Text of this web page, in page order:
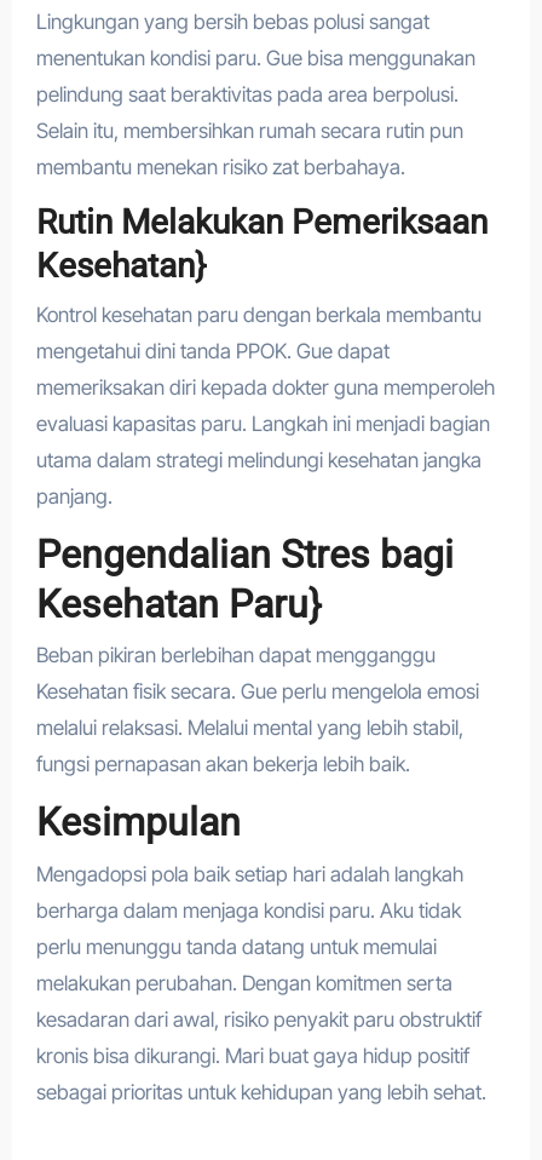
Lingkungan yang bersih bebas polusi sangat
menentukan kondisi paru. Gue bisa menggunakan
pelindung saat beraktivitas pada area berpolusi.
Selain itu, membersihkan rumah secara rutin pun
membantu menekan risiko zat berbahaya.
Rutin Melakukan Pemeriksaan
Kesehatan}
Kontrol kesehatan paru dengan berkala membantu
mengetahui dini tanda PPOK. Gue dapat
memeriksakan diri kepada dokter guna memperoleh
evaluasi kapasitas paru. Langkah ini menjadi bagian
utama dalam strategi melindungi kesehatan jangka
panjang.
Pengendalian Stres bagi
Kesehatan Paru}
Beban pikiran berlebihan dapat mengganggu
Kesehatan fisik secara. Gue perlu mengelola emosi
melalui relaksasi. Melalui mental yang lebih stabil,
fungsi pernapasan akan bekerja lebih baik.
Kesimpulan
Mengadopsi pola baik setiap hari adalah langkah
berharga dalam menjaga kondisi paru. Aku tidak
perlu menunggu tanda datang untuk memulai
melakukan perubahan. Dengan komitmen serta
kesadaran dari awal, risiko penyakit paru obstruktif
kronis bisa dikurangi. Mari buat gaya hidup positif
sebagai prioritas untuk kehidupan yang lebih sehat.